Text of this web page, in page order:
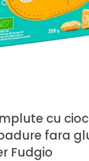
cu
fara
Fudgio